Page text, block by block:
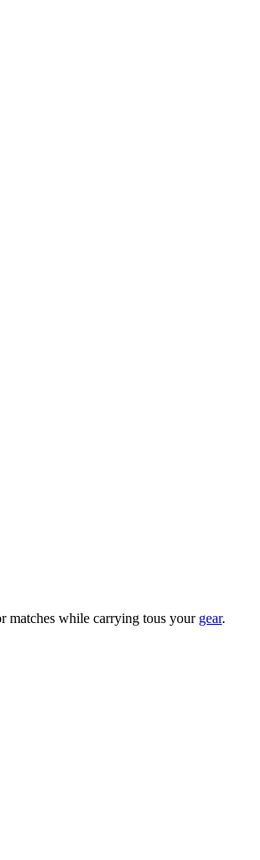
matches while carrying tous your gear.